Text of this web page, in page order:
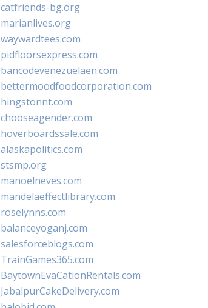
catfriends-bg.org
marianlives.org
waywardtees.com
pidfloorsexpress.com
bancodevenezuelaen.com
bettermoodfoodcorporation.com
hingstonnt.com
chooseagender.com
hoverboardssale.com
alaskapolitics.com
stsmp.org
manoelneves.com
mandelaeffectlibrary.com
roselynns.com
balanceyoganj.com
salesforceblogs.com
TrainGames365.com
BaytownEvaCationRentals.com
JabalpurCakeDelivery.com